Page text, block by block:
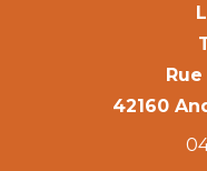
42160